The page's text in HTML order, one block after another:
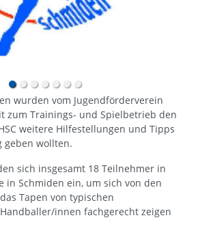
wurden vom Jugendförderverein
zum Trainings- und Spielbetrieb den
weitere Hilfestellungen und Tipps
geben wollten.
sich insgesamt 18 Teilnehmer in
in Schmiden ein, um sich von den
Tapen von typischen
innen fachgerecht zeigen